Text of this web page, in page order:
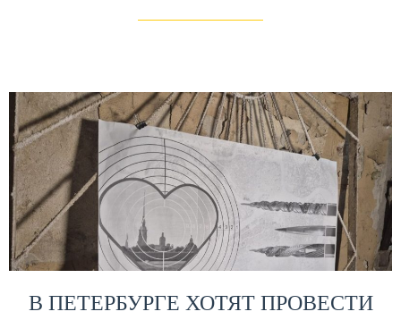
В ПЕТЕРБУРГЕ ХОТЯТ ПРОВЕСТИ